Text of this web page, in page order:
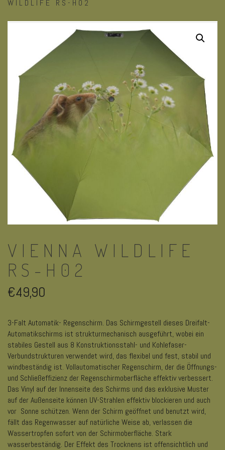
WILDLIFE RS-H02
VIENNA WILDLIFE
RS-H02
€49,90
3-Falt Automatik- Regenschirm. Das Schirmgestell dieses Dreifalt-
Automatikschirms ist strukturmechanisch ausgeführt, wobei ein
stabiles Gestell aus 8 Konstruktionsstahl- und Kohlefaser-
Verbundstrukturen verwendet wird, das flexibel und fest, stabil und
windbeständig ist. Vollautomatischer Regenschirm, der die Öffnungs-
und Schließeffizienz der Regenschirmoberfläche effektiv verbessert.
Das Vinyl auf der Innenseite des Schirms und das exklusive Muster
auf der Außenseite können UV-Strahlen effektiv blockieren und auch
vor Sonne schützen. Wenn der Schirm geöffnet und benutzt wird,
fällt das Regenwasser auf natürliche Weise ab, verlassen die
Wassertropfen sofort von der Schirmoberfläche. Stark
wasserbeständig. Der Effekt des Trocknens ist offensichtlich und